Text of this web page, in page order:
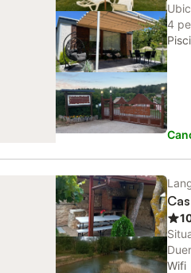
4
con
y
Hay
Wifi